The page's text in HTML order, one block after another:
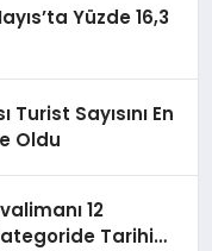
Yüzde 16,3
Sayısını En
Oldu
12
Tarihi